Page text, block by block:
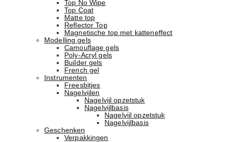
Top No Wipe
Top Coat
Matte top
Reflector Top
Magnetische top met katteneffect
Modelling gels
Camouflage gels
Poly-Acryl gels
Builder gels
French gel
Instrumenten
Freesbitjes
Nagelvijlen
Nagelvijl opzetstuk
Nagelvijlbasis
Nagelvijl opzetstuk
Nagelvijlbasis
Geschenken
Verpakkingen